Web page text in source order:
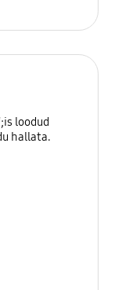
loodud
hallata.